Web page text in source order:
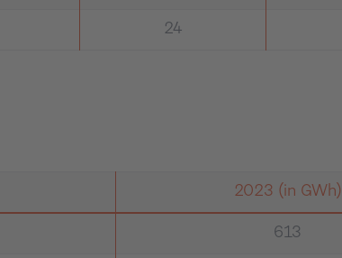
24
2023 (in GWh)
613